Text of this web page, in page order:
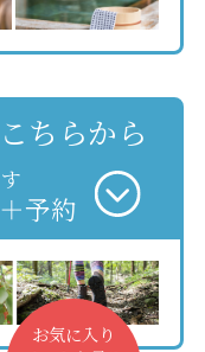
ちらから
予約
お気に入り